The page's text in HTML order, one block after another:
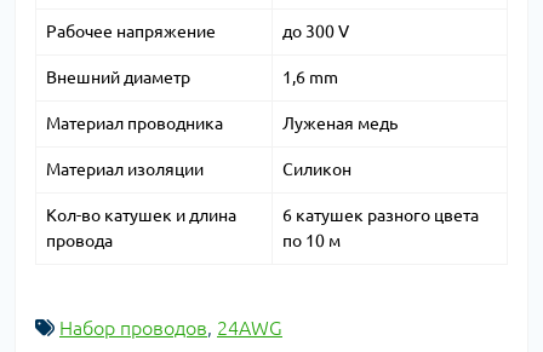
Рабочее напряжение до 300 V
Внешний диаметр 1,6 mm
Материал проводника Луженая медь
Материал изоляции Силикон
Кол-во катушек и длина
провода
6 катушек разного цвета
по 10 м
Набор проводов, 24AWG